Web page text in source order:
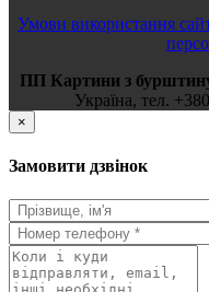
Умови використання
ПП Картини з
Україна, тел.
×
Замовити дзвінок